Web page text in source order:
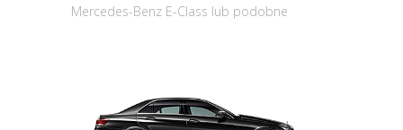
Mercedes-Benz E-Class lub podobne